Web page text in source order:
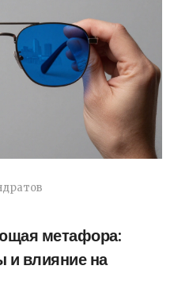
метафора:
и влияние на